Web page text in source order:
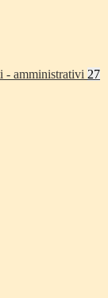
- amministrativi 27